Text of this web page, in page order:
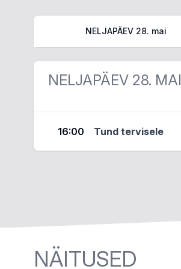
NELJAPÄEV 28. mai
NELJAPÄEV 28. MAI
16:00 Tund tervisele
NÄITUSED